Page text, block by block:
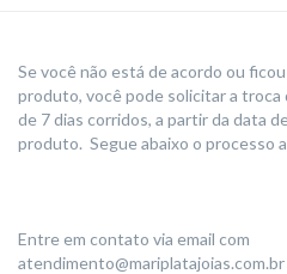
Se você não está de acordo ou
produto, você pode solicitar a troca
de 7 dias corridos, a partir da data
produto. Segue abaixo o processo
Entre em contato via email com
atendimento@mariplatajoias.com.br